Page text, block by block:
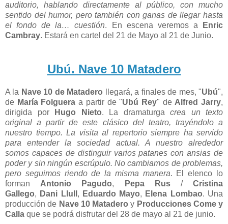
auditorio, hablando directamente al público, con mucho
sentido del humor, pero también con ganas de llegar hasta
el fondo de la… cuestión. En escena veremos a
Enric
Cambray. Estará en cartel del 21 de Mayo al 21 de Junio.
Ubú. Nave 10 Matadero
A la Nave 10 de Matadero llegará, a finales de mes, "Ubú",
de María Folguera a partir de "Ubú Rey" de Alfred Jarry,
dirigida por
Hugo Nieto. La dramaturga crea un texto
original a partir de este clásico del teatro, trayéndolo a
nuestro tiempo. La visita al repertorio siempre ha servido
para entender la sociedad actual. A nuestro alrededor
somos capaces de distinguir varios patanes con ansias de
poder y sin ningún escrúpulo. No cambiamos de problemas,
pero seguimos riendo de la misma manera. El elenco lo
forman Antonio Pagudo, Pepa Rus/Cristina
Gallego, Dani Llull , Eduardo Mayo, Elena Lombao. Una
producción de Nave 10 Matadero y Producciones Come y
Calla que se podrá disfrutar del 28 de mayo al 21 de junio.